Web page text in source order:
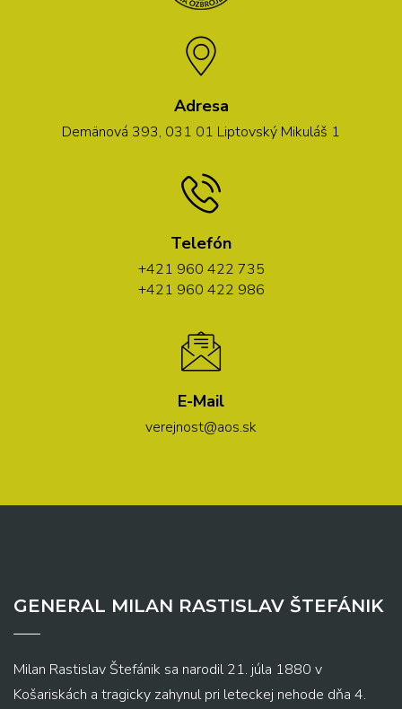
Adresa
Demänová 393, 031 01 Liptovský Mikuláš 1
Telefón
+421 960 422 735
+421 960 422 986
E-Mail
verejnost@aos.sk
GENERAL MILAN RASTISLAV ŠTEFÁNIK
Milan Rastislav Štefánik sa narodil 21. júla 1880 v
Košariskách a tragicky zahynul pri leteckej nehode dňa 4.